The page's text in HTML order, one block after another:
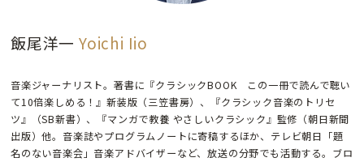
飯尾洋一 Yoichi Iio
音楽ジャーナリスト。著書に『クラシックBOOK この一冊で読んで聴い
て10倍楽しめる！』新装版（三笠書房）、『クラシック音楽のトリセ
ツ』（SB新書）、『マンガで教養 やさしいクラシック』監修（朝日新聞
出版）他。音楽誌やプログラムノートに寄稿するほか、テレビ朝日「題
名のない音楽会」音楽アドバイザーなど、放送の分野でも活動する。ブロ